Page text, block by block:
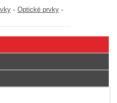
- Optické prvky -